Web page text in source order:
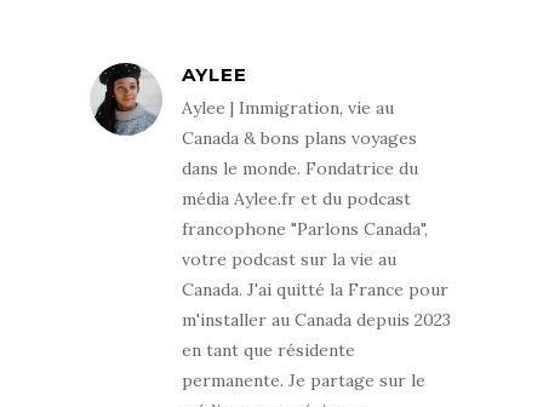
AYLEE
Aylee | Immigration, vie au
Canada & bons plans voyages
dans le monde. Fondatrice du
média Aylee.fr et du podcast
francophone "Parlons Canada",
votre podcast sur la vie au
Canada. J'ai quitté la France pour
m'installer au Canada depuis 2023
en tant que résidente
permanente. Je partage sur le